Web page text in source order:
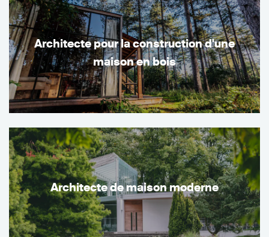
Architecte pour la construction d'une
maison en bois
Architecte de maison moderne